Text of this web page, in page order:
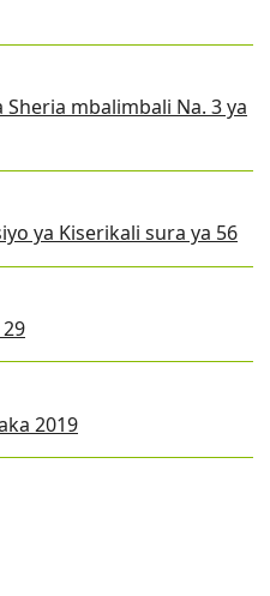
mbalimbali Na. 3 ya
ya Kiserikali sura ya 56
2019